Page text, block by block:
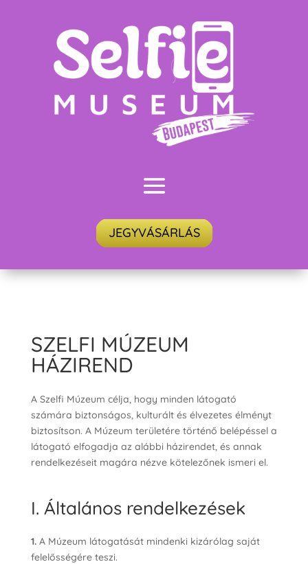
JEGYVÁSÁRLÁS
SZELFI MÚZEUM
HÁZIREND
A Szelfi Múzeum célja, hogy minden látogató
számára biztonságos, kulturált és élvezetes élményt
biztosítson. A Múzeum területére történő belépéssel a
látogató elfogadja az alábbi házirendet, és annak
rendelkezéseit magára nézve kötelezőnek ismeri el.
I. Általános rendelkezések
1.A Múzeum látogatását mindenki kizárólag saját
felelősségére teszi.